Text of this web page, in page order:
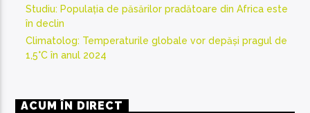
Studiu: Populația de păsărilor pradătoare din Africa este
în declin
Climatolog: Temperaturile globale vor depăși pragul de
1,5°C în anul 2024
ACUM ÎN DIRECT